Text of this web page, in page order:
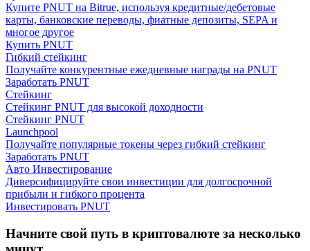
Заработок
Силовая свинья
Купите PNUT на Bitrue, используя кредитные/дебетовые
карты, банковские переводы, фиатные депозиты, SEPA и
многое другое
Купить PNUT
Гибкий стейкинг
Получайте конкурентные ежедневные награды на PNUT
Заработать PNUT
Стейкинг
Стейкинг PNUT для высокой доходности
Стейкинг PNUT
Launchpool
Получайте популярные токены через гибкий стейкинг
Заработать PNUT
Авто Инвестирование
Диверсифицируйте свои инвестиции для долгосрочной
прибыли и гибкого процента
Инвестировать PNUT
Начните свой путь в криптовалюте за несколько